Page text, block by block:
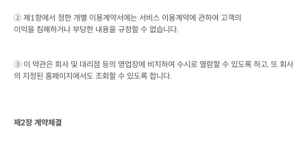
② 제 1항에서 정한 개별 이용계약서에는 서비스 이용계약에 관하여 고객의
이익을 침해하거나 부당한 내용을 규정할 수 없습니다.
③ 이 약관은 회사 및 대리점 등의 영업장에 비치하여 수시로 열람할 수 있도록 하고, 또 회사
의 지정된 홈페이지에서도 조회할 수 있도록 합니다.
제 2장 계약체결